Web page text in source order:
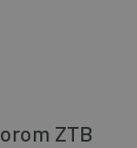
ZTB